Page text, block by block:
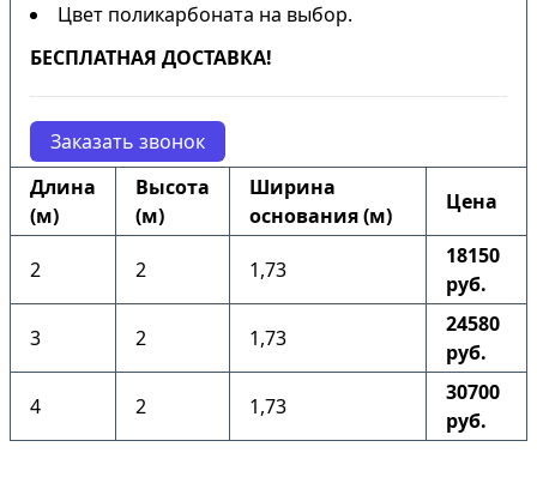
Цвет поликарбоната на выбор.
БЕСПЛАТНАЯ ДОСТАВКА!
Заказать звонок
Длина
(м)
Высота
(м)
Ширина
основания (м)
Цена
2 2 1,73
18150
руб.
3 2 1,73
24580
руб.
4 2 1,73
30700
руб.